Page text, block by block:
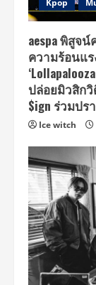
Kpop
aespa พิสูจ
ความร้อนแ
ปล่อยมิวสิกวิ
$ign ร่วมปร
Ice witch